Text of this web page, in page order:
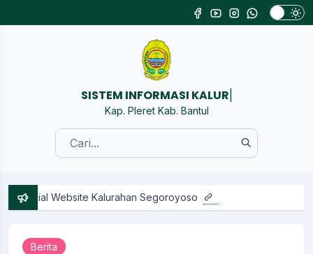
|
Kap. Pleret Kab. Bantul
Kalurahan Segoroyoso
Berita